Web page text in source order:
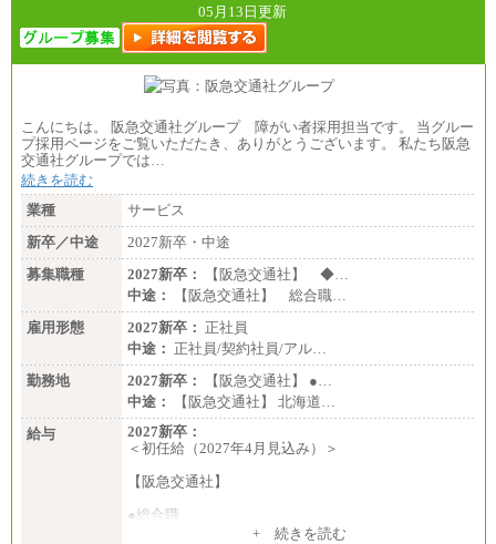
05月13日更新
こんにちは。 阪急交通社グループ 障がい者採用担当です。 当グルー
プ採用ページをご覧いただたき、ありがとうございます。 私たち阪急
交通社グループでは…
続きを読む
業種
サービス
新卒／中途
2027新卒・中途
募集職種
2027新卒：
【阪急交通社】 ◆…
中途：
【阪急交通社】 総合職…
雇用形態
2027新卒： 正社員
中途： 正社員/契約社員/アル…
勤務地
2027新卒：
【阪急交通社】 ●…
中途：
【阪急交通社】 北海道…
給与
2027新卒：
＜初任給（2027年4月見込み）＞
【阪急交通社】
●総合職
+ 続きを読む